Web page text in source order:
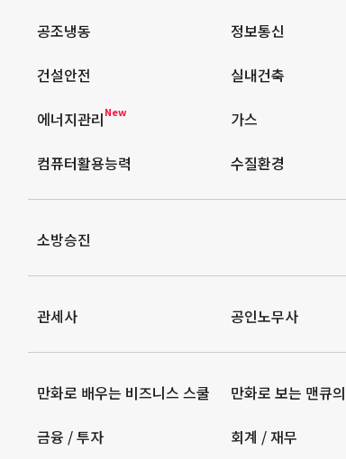
공조냉동 정보통신
건설안전 실내건축
에너지관리New 가스
컴퓨터활용능력 수질환경
소방승진
관세사 공인노무사
만화로 배우는 비즈니스 스쿨 만화로 보는 맨큐
금융 / 투자 회계 / 재무